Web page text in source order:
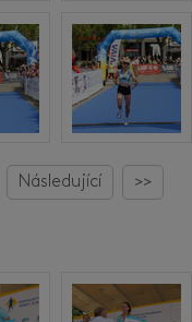
Následující >>